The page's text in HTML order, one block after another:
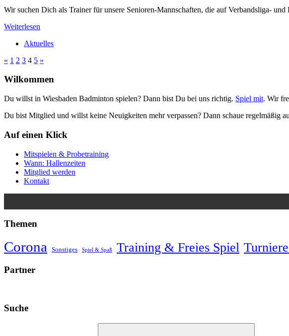
Wir suchen Dich als Trainer für unsere Senioren-Mannschaften, die auf Verbandsliga-
Weiterlesen
Aktuelles
Seitennummerierung
der
« Vorherige
1 2 3 4 5 Nächste
»
Wilkommen
Du willst in Wiesbaden Badminton spielen? Dann bist Du bei uns richtig. Spiel mit. Wir
Du bist Mitglied und willst keine Neuigkeiten mehr verpassen? Dann schaue regelmäßig
Auf einen Klick
Mitspielen & Probetraining
Wann: Hallenzeiten
Mitglied werden
Kontakt
Themen
Corona Sonstiges Spiel & Spaß Training & Freies Spiel
Partner
Suche